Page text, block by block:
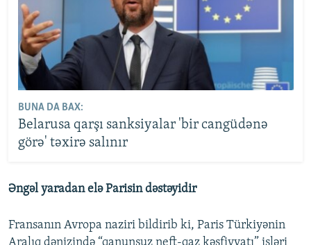
BUNA DA BAX:
Belarusa qarşı sanksiyalar 'bir cangüdənə
görə' təxirə salınır
Əngəl yaradan elə Parisin dəstəyidir
Fransanın Avropa naziri bildirib ki, Paris Türkiyənin
Aralıq dənizində “qanunsuz neft-qaz kəşfiyyatı” işləri